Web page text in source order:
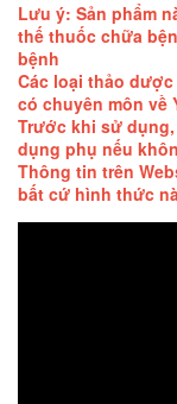
Lưu ý: Sản phẩm
thế thuốc chữa
bệnh
Các loại thảo
có chuyên môn về
Trước khi sử
dụng phụ nếu
Thông tin trên
bất cứ hình thức